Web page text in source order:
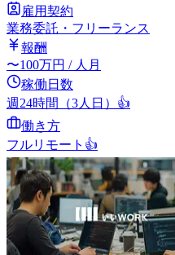
雇用契約
業務委託・フリーランス
報酬
〜100万円 / 人月
稼働日数
週24時間（3人日） 👍
働き方
フルリモート 👍